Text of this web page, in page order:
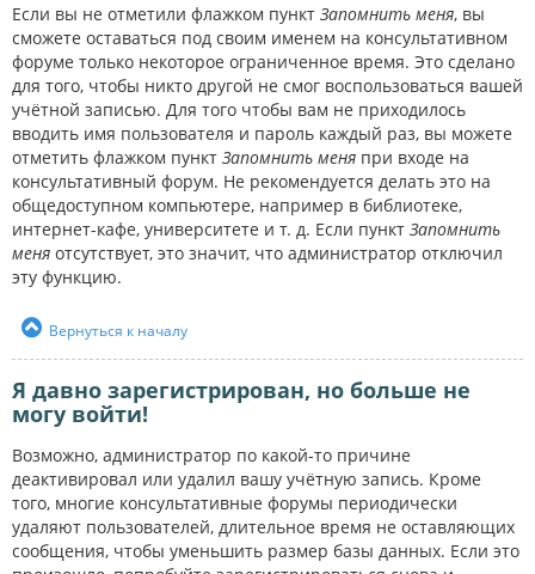
Если вы не отметили флажком пункт Запомнить меня, вы
сможете оставаться под своим именем на консультативном
форуме только некоторое ограниченное время. Это сделано
для того, чтобы никто другой не смог воспользоваться вашей
учётной записью. Для того чтобы вам не приходилось
вводить имя пользователя и пароль каждый раз, вы можете
отметить флажком пункт Запомнить меня при входе на
консультативный форум. Не рекомендуется делать это на
общедоступном компьютере, например в библиотеке,
интернет-кафе, университете и т. д. Если пункт Запомнить
меня отсутствует, это значит, что администратор отключил
эту функцию.
Вернуться к началу
Я давно зарегистрирован, но больше не
могу войти!
Возможно, администратор по какой-то причине
деактивировал или удалил вашу учётную запись. Кроме
того, многие консультативные форумы периодически
удаляют пользователей, длительное время не оставляющих
сообщения, чтобы уменьшить размер базы данных. Если это